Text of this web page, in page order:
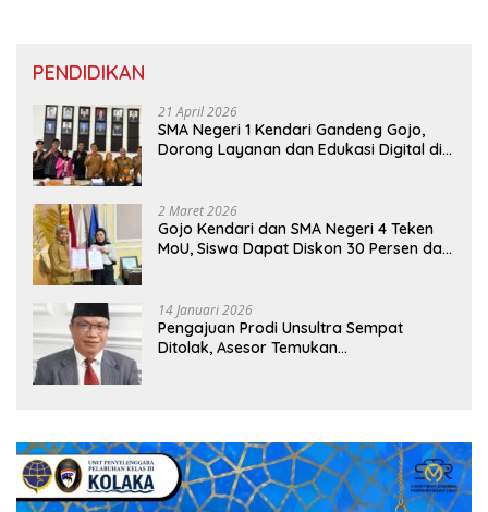
PENDIDIKAN
21 April 2026
SMA Negeri 1 Kendari Gandeng Gojo,
Dorong Layanan dan Edukasi Digital di
2 Maret 2026
Gojo Kendari dan SMA Negeri 4 Teken
MoU, Siswa Dapat Diskon 30 Persen dan
14 Januari 2026
Pengajuan Prodi Unsultra Sempat
Ditolak, Asesor Temukan